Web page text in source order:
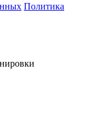
Политика